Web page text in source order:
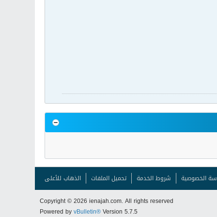
الخصوصية شروط الخدمة تحميل الملفات الذهاب للأعلى
Copyright © 2026 ienajah.com. All rights reserved
Powered byvBulletin®Version 5.7.5